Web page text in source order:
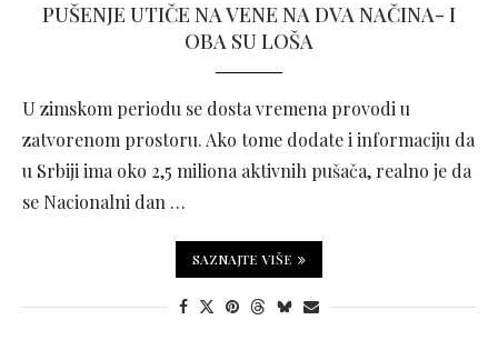
PUŠENJE UTIČE NA VENE NA DVA NAČINA- I
OBA SU LOŠA
U zimskom periodu se dosta vremena provodi u
zatvorenom prostoru. Ako tome dodate i informaciju da
u Srbiji ima oko 2,5 miliona aktivnih pušača, realno je da
se Nacionalni dan …
SAZNAJTE VIŠE